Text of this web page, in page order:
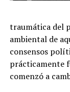
traumática del
ambiental de
consensos
prácticamente
comenzó a